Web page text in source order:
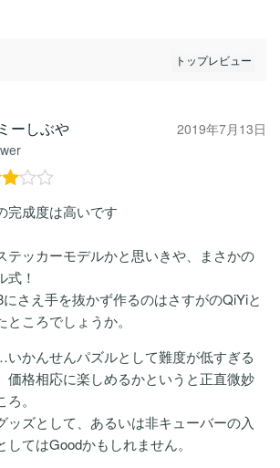
ーしぶや 2019年7月13日
完成度は高いです
テッカーモデルかと思いきや、まさかの
式！
にさえ手を抜かず作るのはさすがのQiYiと
ところでしょうか。
かんせんパズルとして難度が低すぎる
価格相応に楽しめるかというと正直微妙
。
ッズとして、あるいは非キューバーの入
してはGoodかもしれません。